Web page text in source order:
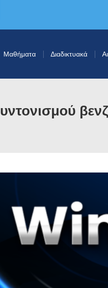
Μαθήματα Διαδικτυακά